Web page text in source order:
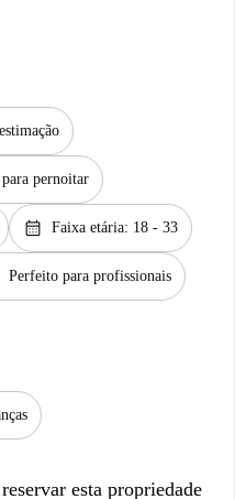
pernoitar
calendar_month Faixa etária: 18 - 33
Perfeito para profissionais
esta propriedade